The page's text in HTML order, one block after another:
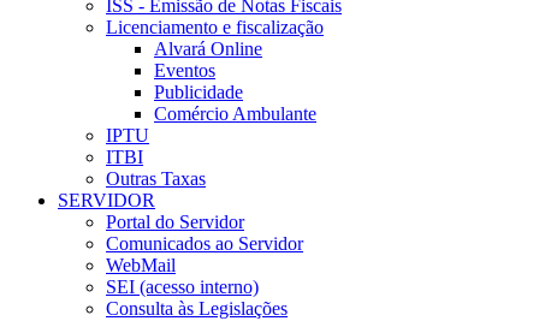
ISS - Emissão de Notas Fiscais
Licenciamento e fiscalização
Alvará Online
Eventos
Publicidade
Comércio Ambulante
IPTU
ITBI
Outras Taxas
SERVIDOR
Portal do Servidor
Comunicados ao Servidor
WebMail
SEI (acesso interno)
Consulta às Legislações